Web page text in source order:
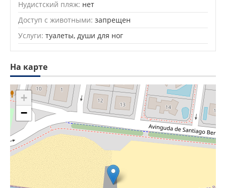
Нудистский пляж: нет
Доступ с животными: запрещен
Услуги: туалеты, души для ног
На карте
+
−